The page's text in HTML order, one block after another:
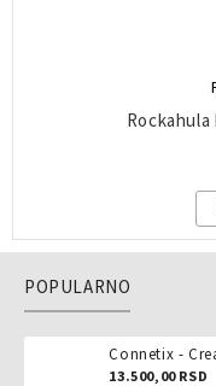
POPULARNO
13.500,00 RSD